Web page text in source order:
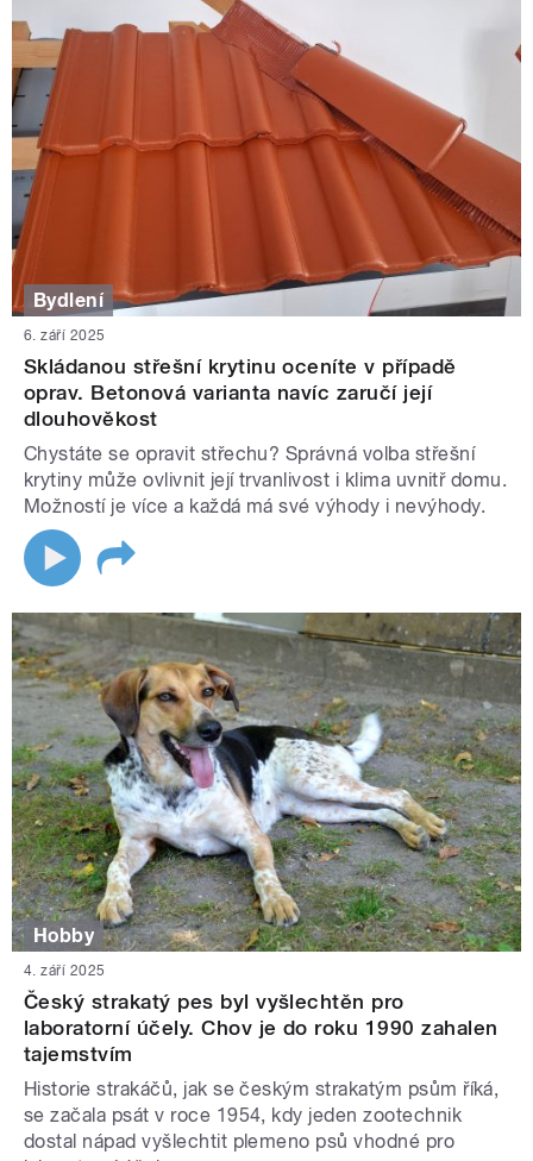
Bydlení
6. září 2025
Skládanou střešní krytinu oceníte v případě
oprav. Betonová varianta navíc zaručí její
dlouhověkost
Chystáte se opravit střechu? Správná volba střešní
krytiny může ovlivnit její trvanlivost i klima uvnitř domu.
Možností je více a každá má své výhody i nevýhody.
Hobby
4. září 2025
Český strakatý pes byl vyšlechtěn pro
laboratorní účely. Chov je do roku 1990 zahalen
tajemstvím
Historie strakáčů, jak se českým strakatým psům říká,
se začala psát v roce 1954, kdy jeden zootechnik
dostal nápad vyšlechtit plemeno psů vhodné pro